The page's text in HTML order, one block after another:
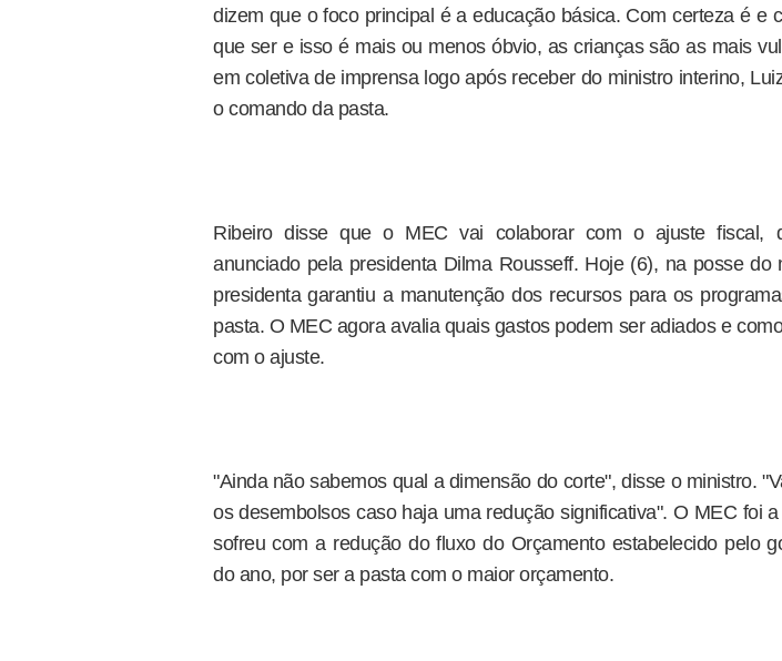
dizem que o foco principal é a educação básica. Com certeza é e
que ser e isso é mais ou menos óbvio, as crianças são as mais
em coletiva de imprensa logo após receber do ministro interino,
o comando da pasta.
Ribeiro disse que o MEC vai colaborar com o ajuste fiscal,
anunciado pela presidenta Dilma Rousseff. Hoje (6), na posse do
presidenta garantiu a manutenção dos recursos para os
pasta. O MEC agora avalia quais gastos podem ser adiados e
com o ajuste.
"Ainda não sabemos qual a dimensão do corte", disse o ministro.
os desembolsos caso haja uma redução significativa". O MEC foi
sofreu com a redução do fluxo do Orçamento estabelecido pelo
do ano, por ser a pasta com o maior orçamento.